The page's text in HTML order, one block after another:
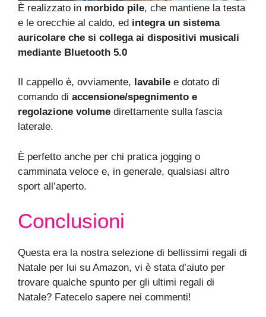
È realizzato in morbido pile, che mantiene la testa
e le orecchie al caldo, ed integra un sistema
auricolare che si collega ai dispositivi musicali
mediante Bluetooth 5.0
Il cappello è, ovviamente, lavabile e dotato di
comando di accensione/spegnimento e
regolazione volume direttamente sulla fascia
laterale.
È perfetto anche per chi pratica jogging o
camminata veloce e, in generale, qualsiasi altro
sport all’aperto.
Conclusioni
Questa era la nostra selezione di bellissimi regali di
Natale per lui su Amazon, vi è stata d’aiuto per
trovare qualche spunto per gli ultimi regali di
Natale? Fatecelo sapere nei commenti!